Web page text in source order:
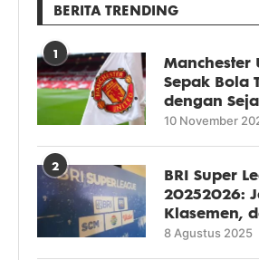
BERITA TRENDING
1
Manchester
Sepak Bola
dengan
10 November
2
BRI Super
20252026:
Klasemen,
8 Agustus 2025